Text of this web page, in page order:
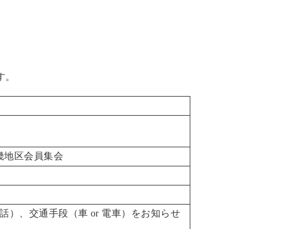
地区会員集会
）、交通手段（車 or 電車）をお知らせ